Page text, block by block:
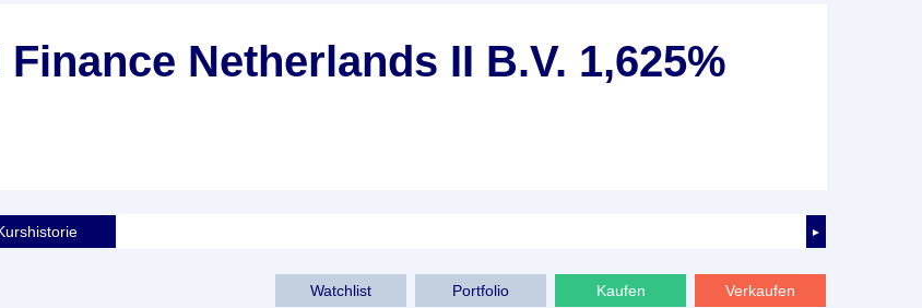
Netherlands II B.V. 1,625%
►
Verkaufen
Kaufen
Portfolio
Watchlist